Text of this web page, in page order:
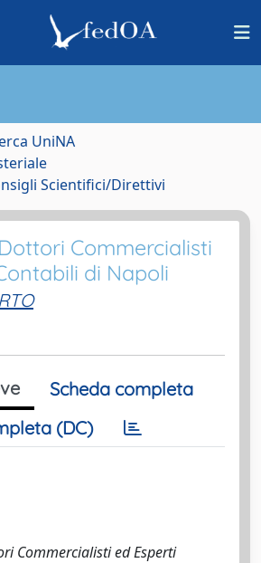
UniNA
Scientifici/Direttivi
Commercialisti
di Napoli
Scheda completa
(DC)
Commercialisti ed Esperti